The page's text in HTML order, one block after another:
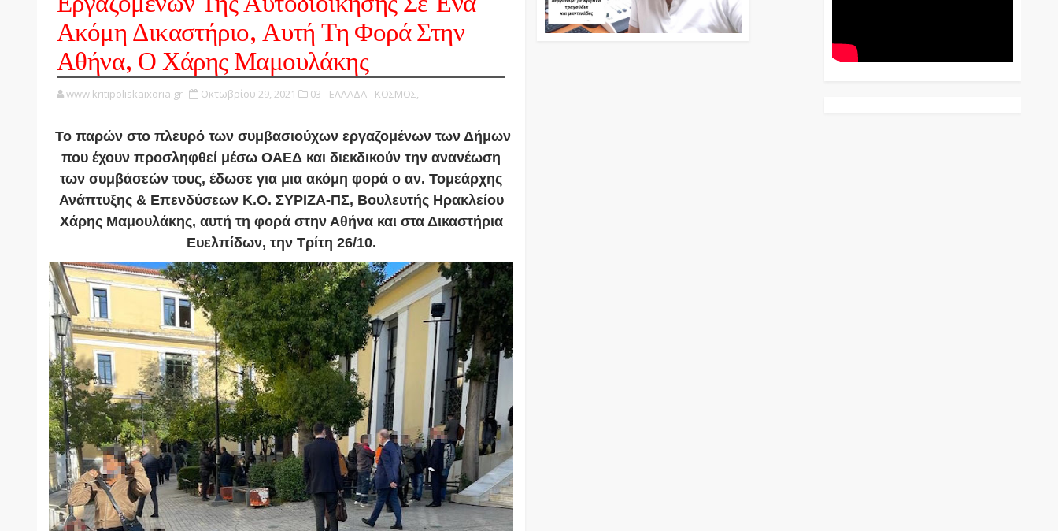
Ακόμη Δικαστήριο, Αυτή Τη Φορά Στην
Αθήνα, Ο Χάρης Μαμουλάκης
www.kritipoliskaixoria.gr Οκτωβρίου 29, 2021 03 - ΕΛΛΑΔΑ - ΚΟΣΜΟΣ,
Το παρών στο πλευρό των συμβασιούχων εργαζομένων των Δήμων
που έχουν προσληφθεί μέσω ΟΑΕΔ και διεκδικούν την ανανέωση
των συμβάσεών τους, έδωσε για μια ακόμη φορά ο αν. Τομεάρχης
Ανάπτυξης & Επενδύσεων Κ.Ο. ΣΥΡΙΖΑ-ΠΣ, Βουλευτής Ηρακλείου
Χάρης Μαμουλάκης, αυτή τη φορά στην Αθήνα και στα Δικαστήρια
Ευελπίδων, την Τρίτη 26/10.